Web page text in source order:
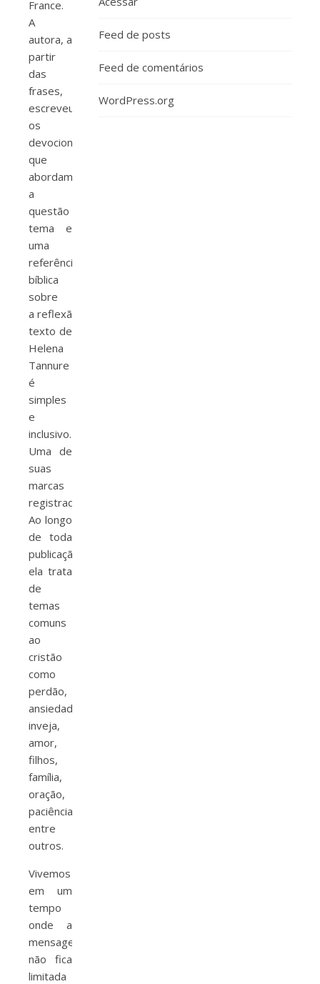
France.
A
autora, a
partir
das
frases,
escreveu
os
devocionais
que
abordam
a
questão
tema e
uma
referência
bíblica
sobre
a reflexão. O
texto de
Helena
Tannure
é
simples
e
inclusivo.
Uma de
suas
marcas
registradas.
Ao longo
de toda
publicação
ela trata
de
temas
comuns
ao
cristão
como
perdão,
ansiedade,
inveja,
amor,
filhos,
família,
oração,
paciência,
entre
outros.
Vivemos
em um
tempo
onde a
mensagem
não fica
limitada
Feed de posts
Feed de comentários
WordPress.org